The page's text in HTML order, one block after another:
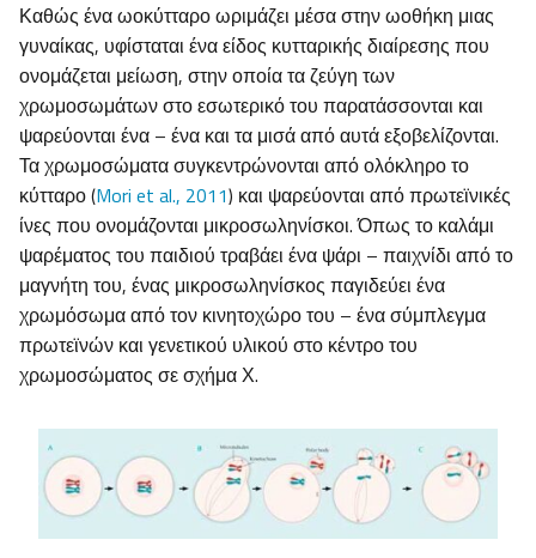
Καθώς ένα ωοκύτταρο ωριμάζει μέσα στην ωοθήκη μιας
γυναίκας, υφίσταται ένα είδος κυτταρικής διαίρεσης που
ονομάζεται μείωση, στην οποία τα ζεύγη των
χρωμοσωμάτων στο εσωτερικό του παρατάσσονται και
ψαρεύονται ένα – ένα και τα μισά από αυτά εξοβελίζονται.
Τα χρωμοσώματα συγκεντρώνονται από ολόκληρο το
κύτταρο (Mori et al., 2011) και ψαρεύονται από πρωτεϊνικές
ίνες που ονομάζονται μικροσωληνίσκοι. Όπως το καλάμι
ψαρέματος του παιδιού τραβάει ένα ψάρι – παιχνίδι από το
μαγνήτη του, ένας μικροσωληνίσκος παγιδεύει ένα
χρωμόσωμα από τον κινητοχώρο του – ένα σύμπλεγμα
πρωτεϊνών και γενετικού υλικού στο κέντρο του
χρωμοσώματος σε σχήμα Χ.